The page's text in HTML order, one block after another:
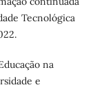
Tecnológica
na
e